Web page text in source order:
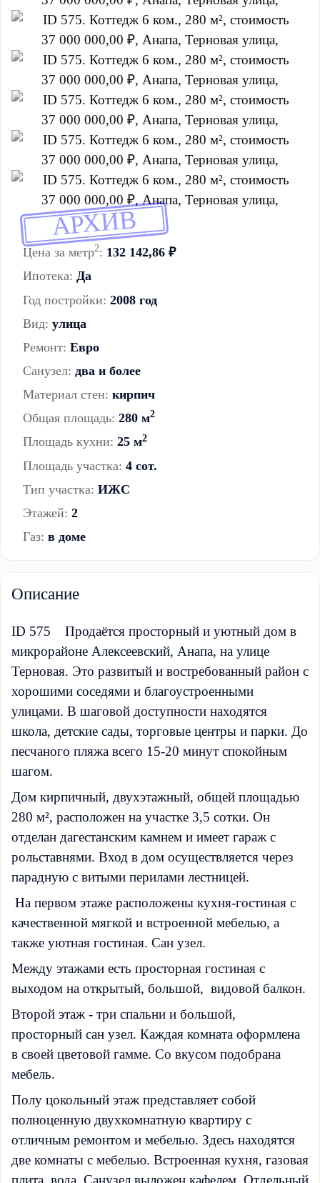
АРХИВ
Цена за метр2: 132 142,86 ₽
Ипотека: Да
Год постройки: 2008 год
Вид: улица
Ремонт: Евро
Санузел: два и более
Материал стен: кирпич
Общая площадь: 280 м2
Площадь кухни: 25 м2
Площадь участка: 4 сот.
Тип участка: ИЖС
Этажей: 2
Газ: в доме
Описание
ID 575 Продаётся просторный и уютный дом в
микрорайоне Алексеевский, Анапа, на улице
Терновая. Это развитый и востребованный район с
хорошими соседями и благоустроенными
улицами. В шаговой доступности находятся
школа, детские сады, торговые центры и парки. До
песчаного пляжа всего 15-20 минут спокойным
шагом.
Дом кирпичный, двухэтажный, общей площадью
280 м², расположен на участке 3,5 сотки. Он
отделан дагестанским камнем и имеет гараж с
рольставнями. Вход в дом осуществляется через
парадную с витыми перилами лестницей.
На первом этаже расположены кухня-гостиная с
качественной мягкой и встроенной мебелью, а
также уютная гостиная. Сан узел.
Между этажами есть просторная гостиная с
выходом на открытый, большой, видовой балкон.
Второй этаж - три спальни и большой,
просторный сан узел. Каждая комната оформлена
в своей цветовой гамме. Со вкусом подобрана
мебель.
Полу цокольный этаж представляет собой
полноценную двухкомнатную квартиру с
отличным ремонтом и мебелью. Здесь находятся
две комнаты с мебелью. Встроенная кухня, газовая
плита, вода. Санузел выложен кафелем. Отдельный